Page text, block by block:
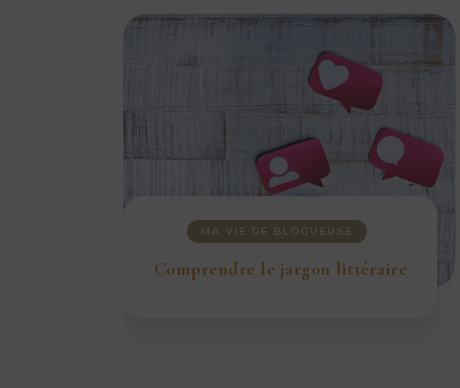
MA VIE DE BLOGUEUSE
Comprendre le jargon littéraire